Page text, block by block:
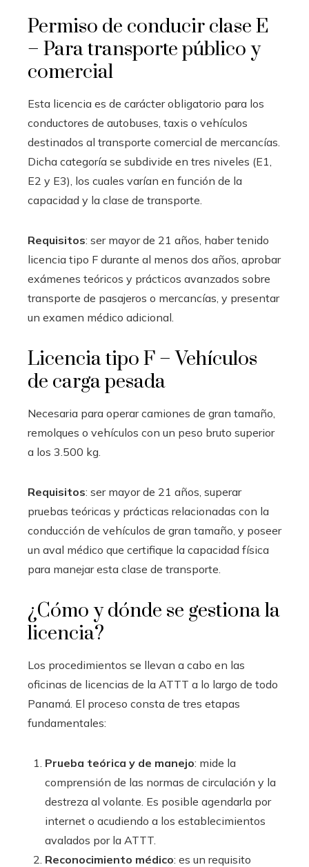
Permiso de conducir clase E
– Para transporte público y
comercial
Esta licencia es de carácter obligatorio para los
conductores de autobuses, taxis o vehículos
destinados al transporte comercial de mercancías.
Dicha categoría se subdivide en tres niveles (E1,
E2 y E3), los cuales varían en función de la
capacidad y la clase de transporte.
Requisitos: ser mayor de 21 años, haber tenido
licencia tipo F durante al menos dos años, aprobar
exámenes teóricos y prácticos avanzados sobre
transporte de pasajeros o mercancías, y presentar
un examen médico adicional.
Licencia tipo F – Vehículos
de carga pesada
Necesaria para operar camiones de gran tamaño,
remolques o vehículos con un peso bruto superior
a los 3.500 kg.
Requisitos: ser mayor de 21 años, superar
pruebas teóricas y prácticas relacionadas con la
conducción de vehículos de gran tamaño, y poseer
un aval médico que certifique la capacidad física
para manejar esta clase de transporte.
¿Cómo y dónde se gestiona la
licencia?
Los procedimientos se llevan a cabo en las
oficinas de licencias de la ATTT a lo largo de todo
Panamá. El proceso consta de tres etapas
fundamentales:
Prueba teórica y de manejo: mide la
comprensión de las normas de circulación y la
destreza al volante. Es posible agendarla por
internet o acudiendo a los establecimientos
avalados por la ATTT.
Reconocimiento médico: es un requisito